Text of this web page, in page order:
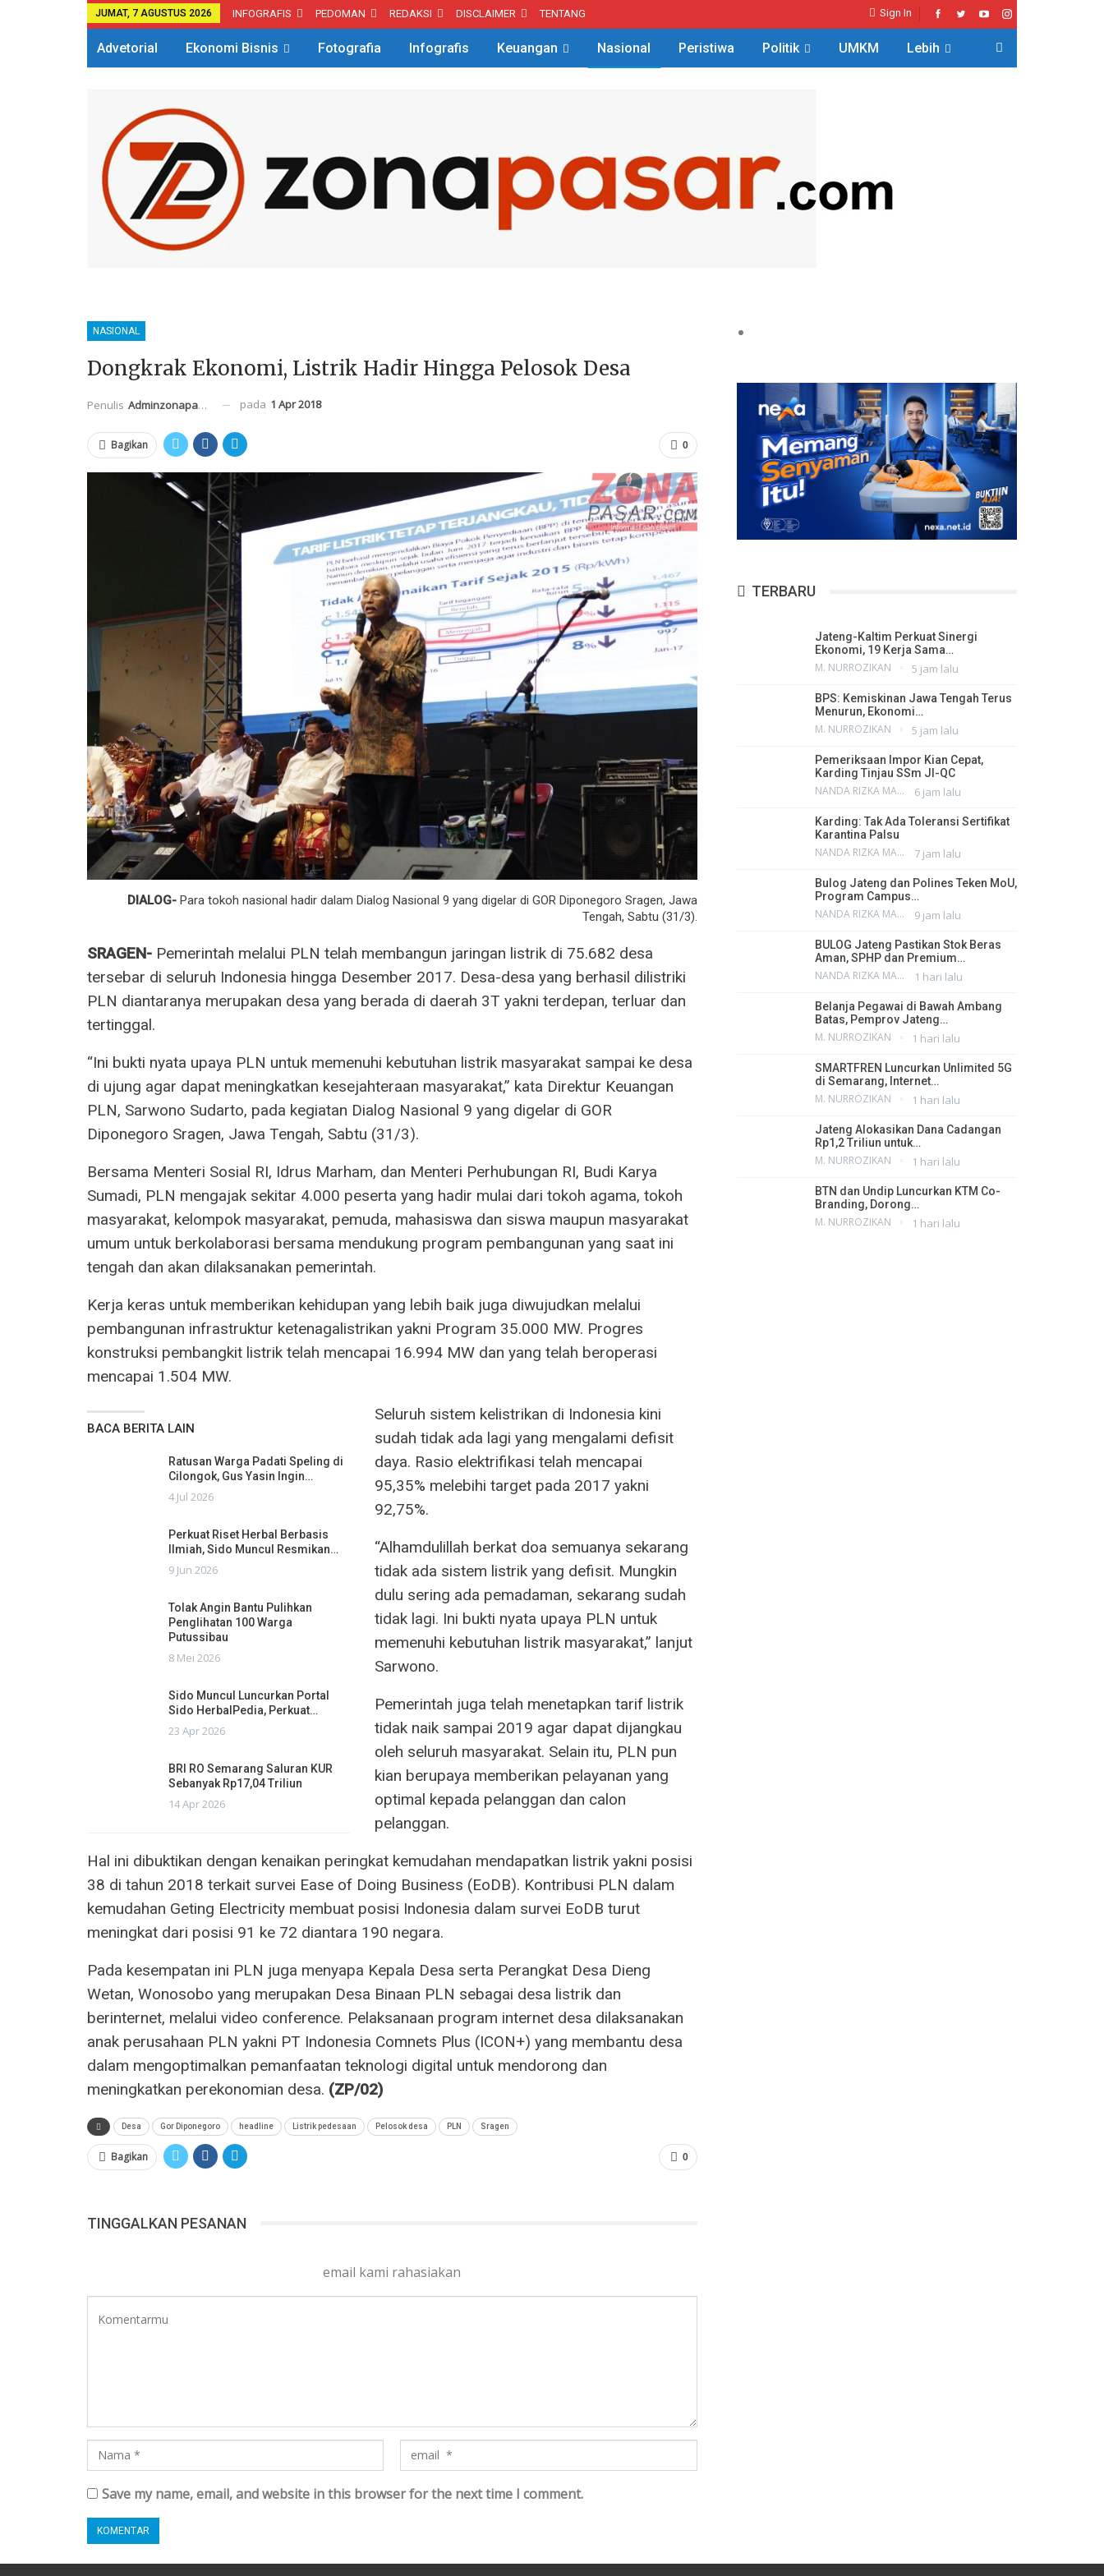
Sign In
JUMAT, 7 AGUSTUS 2026 INFOGRAFIS PEDOMAN REDAKSI DISCLAIMER TENTANG
Advetorial Ekonomi Bisnis Fotografia Infografis Keuangan Nasional Peristiwa Politik UMKM Lebih
NASIONAL
Dongkrak Ekonomi, Listrik Hadir Hingga Pelosok Desa
Penulis Adminzonapasar pada 1 Apr 2018
0
Bagikan
DIALOG-Para tokoh nasional hadir dalam Dialog Nasional 9 yang digelar di GOR Diponegoro Sragen, Jawa
Tengah, Sabtu (31/3).
SRAGEN- Pemerintah melalui PLN telah membangun jaringan listrik di 75.682 desa
tersebar di seluruh Indonesia hingga Desember 2017. Desa-desa yang berhasil dilistriki
PLN diantaranya merupakan desa yang berada di daerah 3T yakni terdepan, terluar dan
tertinggal.
“Ini bukti nyata upaya PLN untuk memenuhi kebutuhan listrik masyarakat sampai ke desa
di ujung agar dapat meningkatkan kesejahteraan masyarakat,” kata Direktur Keuangan
PLN, Sarwono Sudarto, pada kegiatan Dialog Nasional 9 yang digelar di GOR
Diponegoro Sragen, Jawa Tengah, Sabtu (31/3).
Bersama Menteri Sosial RI, Idrus Marham, dan Menteri Perhubungan RI, Budi Karya
Sumadi, PLN mengajak sekitar 4.000 peserta yang hadir mulai dari tokoh agama, tokoh
masyarakat, kelompok masyarakat, pemuda, mahasiswa dan siswa maupun masyarakat
umum untuk berkolaborasi bersama mendukung program pembangunan yang saat ini
tengah dan akan dilaksanakan pemerintah.
Kerja keras untuk memberikan kehidupan yang lebih baik juga diwujudkan melalui
pembangunan infrastruktur ketenagalistrikan yakni Program 35.000 MW. Progres
konstruksi pembangkit listrik telah mencapai 16.994 MW dan yang telah beroperasi
mencapai 1.504 MW.
BACA BERITA LAIN
Ratusan Warga Padati Speling di
Cilongok, Gus Yasin Ingin…
4 Jul 2026
Perkuat Riset Herbal Berbasis
Ilmiah, Sido Muncul Resmikan…
9 Jun 2026
Tolak Angin Bantu Pulihkan
Penglihatan 100 Warga
Putussibau
8 Mei 2026
Sido Muncul Luncurkan Portal
Sido HerbalPedia, Perkuat…
23 Apr 2026
BRI RO Semarang Saluran KUR
Sebanyak Rp17,04 Triliun
14 Apr 2026
Seluruh sistem kelistrikan di Indonesia kini
sudah tidak ada lagi yang mengalami defisit
daya. Rasio elektrifikasi telah mencapai
95,35% melebihi target pada 2017 yakni
92,75%.
“Alhamdulillah berkat doa semuanya sekarang
tidak ada sistem listrik yang defisit. Mungkin
dulu sering ada pemadaman, sekarang sudah
tidak lagi. Ini bukti nyata upaya PLN untuk
memenuhi kebutuhan listrik masyarakat,” lanjut
Sarwono.
Pemerintah juga telah menetapkan tarif listrik
tidak naik sampai 2019 agar dapat dijangkau
oleh seluruh masyarakat. Selain itu, PLN pun
kian berupaya memberikan pelayanan yang
optimal kepada pelanggan dan calon
pelanggan.
Hal ini dibuktikan dengan kenaikan peringkat kemudahan mendapatkan listrik yakni posisi
38 di tahun 2018 terkait survei Ease of Doing Business (EoDB). Kontribusi PLN dalam
kemudahan Geting Electricity membuat posisi Indonesia dalam survei EoDB turut
meningkat dari posisi 91 ke 72 diantara 190 negara.
Pada kesempatan ini PLN juga menyapa Kepala Desa serta Perangkat Desa Dieng
Wetan, Wonosobo yang merupakan Desa Binaan PLN sebagai desa listrik dan
berinternet, melalui video conference. Pelaksanaan program internet desa dilaksanakan
anak perusahaan PLN yakni PT Indonesia Comnets Plus (ICON+) yang membantu desa
dalam mengoptimalkan pemanfaatan teknologi digital untuk mendorong dan
meningkatkan perekonomian desa. (ZP/02)
Desa Gor Diponegoro headline Listrik pedesaan Pelosok desa PLN Sragen
0
Bagikan
TINGGALKAN PESANAN
email kami rahasiakan
Save my name, email, and website in this browser for the next time I comment.
TERBARU
Jateng-Kaltim Perkuat Sinergi
Ekonomi, 19 Kerja Sama…
M. NURROZIKAN 5 jam lalu
BPS: Kemiskinan Jawa Tengah Terus
Menurun, Ekonomi…
M. NURROZIKAN 5 jam lalu
Pemeriksaan Impor Kian Cepat,
Karding Tinjau SSm JI-QC
NANDA RIZKA MAHENDRA 6 jam lalu
Karding: Tak Ada Toleransi Sertifikat
Karantina Palsu
NANDA RIZKA MAHENDRA 7 jam lalu
Bulog Jateng dan Polines Teken MoU,
Program Campus…
NANDA RIZKA MAHENDRA 9 jam lalu
BULOG Jateng Pastikan Stok Beras
Aman, SPHP dan Premium…
NANDA RIZKA MAHENDRA 1 hari lalu
Belanja Pegawai di Bawah Ambang
Batas, Pemprov Jateng…
M. NURROZIKAN 1 hari lalu
SMARTFREN Luncurkan Unlimited 5G
di Semarang, Internet…
M. NURROZIKAN 1 hari lalu
Jateng Alokasikan Dana Cadangan
Rp1,2 Triliun untuk…
M. NURROZIKAN 1 hari lalu
BTN dan Undip Luncurkan KTM Co-
Branding, Dorong…
M. NURROZIKAN 1 hari lalu